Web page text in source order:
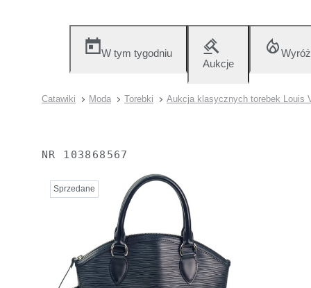
W tym tygodniu
Aukcje
Catawiki Moda Torebki Aukcja klasycznych torebek Louis
NR 103868567
Sprzedane